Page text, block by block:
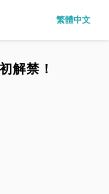
繁體中文
解禁！